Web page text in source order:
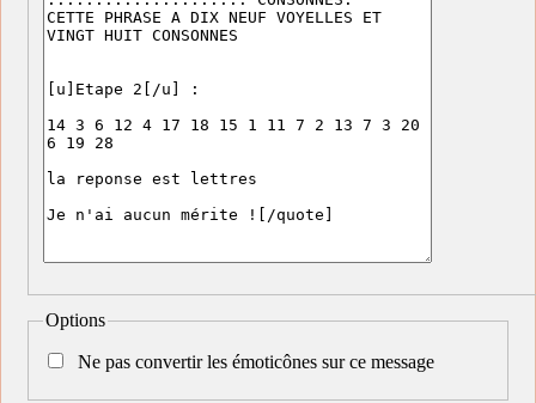
Options
Ne pas convertir les émoticônes sur ce message